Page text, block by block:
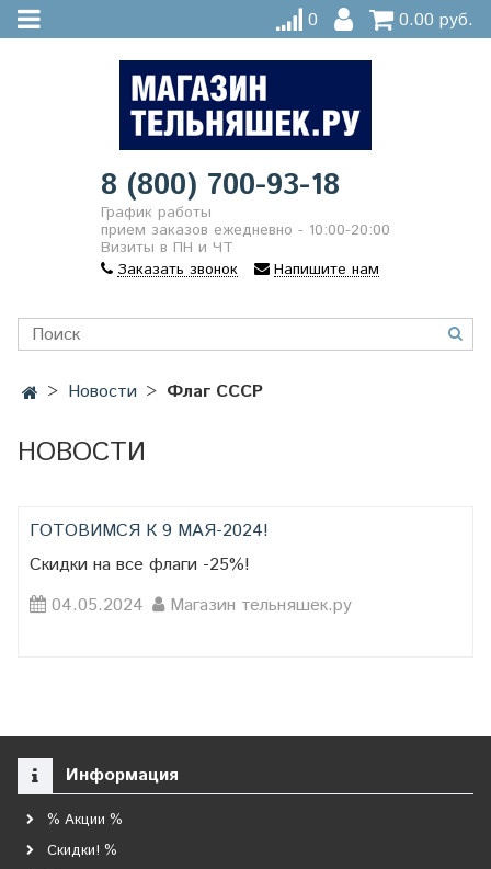
0 0.00 руб.
8 (800) 700-93-18
График работы
прием заказов ежедневно - 10:00-20:00
Визиты в ПН и ЧТ
Заказать звонок
Напишите нам
Новости Флаг СССР
НОВОСТИ
ГОТОВИМСЯ К 9 МАЯ-2024!
Скидки на все флаги -25%!
04.05.2024
Магазин тельняшек.ру
Информация
% Акции %
Скидки! %